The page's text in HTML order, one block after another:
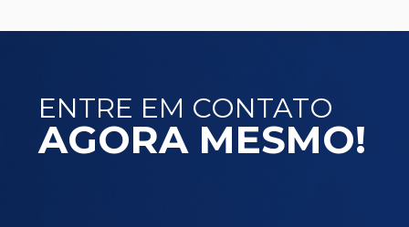
ENTRE EM CONTATO
AGORA MESMO!